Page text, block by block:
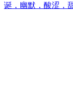
诞，幽默，酸涩，